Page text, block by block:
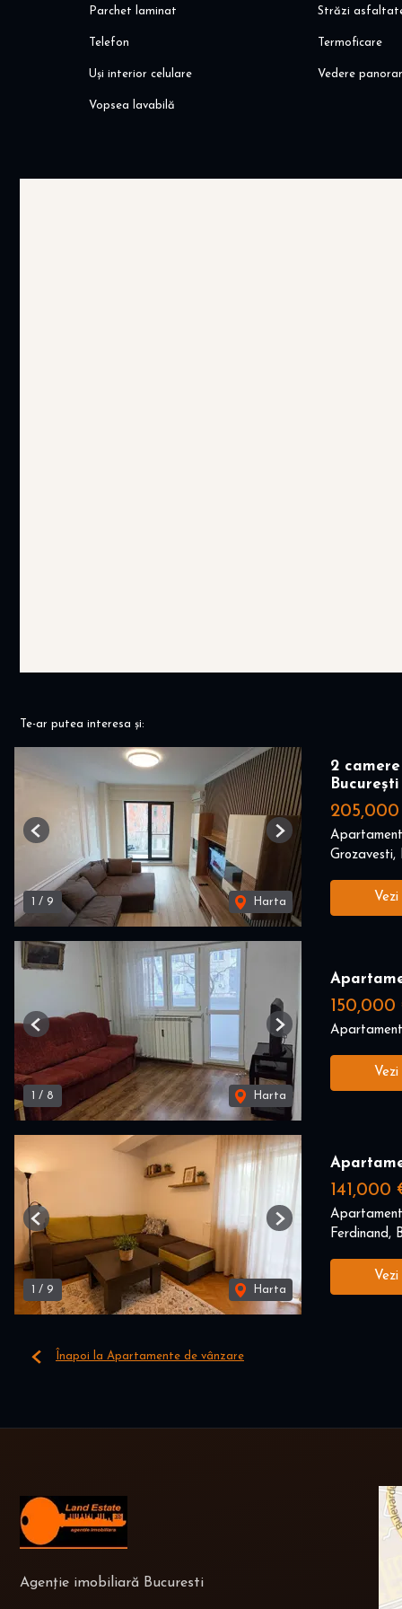
Metrou Obor
Metrou Pipera
Disponibilă imediat
Parchet laminat Străzi
Telefon Termoficare
Uși interior celulare Vedere
Vopsea lavabilă
Te-ar putea interesa și:
1 / 9 Harta
Previous Next
2
București
Grozavesti,
1 / 8 Harta
Previous Next
150,000
1 / 9 Harta
Previous Next
141,000
Ferdinand,
Înapoi la Apartamente de vânzare
Agenție imobiliară Bucuresti